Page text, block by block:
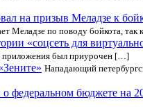
на призыв Меладзе к
Меладзе по поводу бойкота, так
«соцсеть для
приложения был приурочен […]
Нападающий
о федеральном бюджете на